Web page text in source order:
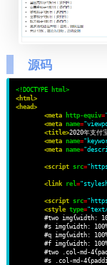
源码
<!DOCTYPE html>
<html>
<head>
<meta
http-equiv=
<meta name=
<title>2020年支付
<meta name=
<meta name=
<script src=
<link rel=
<script src=
<style type=
	#two img{width: 100%;}
	#s img{width: 100%;}
	#q img{width: 100%;}
	#f img{width: 100%;}
	#two .col-md-4{padding-top: 15px;padding-bottom: 15px;}
	#s .col-md-4{padding-top: 15px;padding-bottom: 15px;}